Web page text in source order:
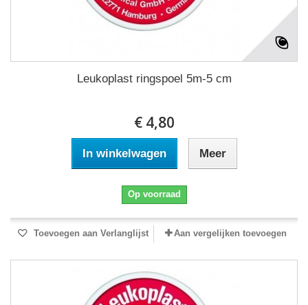
Leukoplast ringspoel 5m-5 cm
€ 4,80
In winkelwagen Meer
Op voorraad
Toevoegen aan Verlanglijst Aan vergelijken toevoegen